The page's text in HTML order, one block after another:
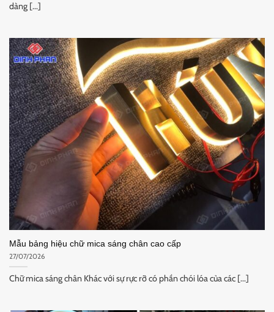
dàng [...]
Mẫu bảng hiệu chữ mica sáng chân cao cấp
27/07/2026
Chữ mica sáng chân Khác với sự rực rỡ có phần chói lóa của các [...]